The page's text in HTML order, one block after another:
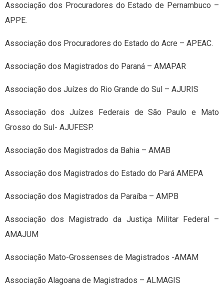
Associação dos Procuradores do Estado de Pernambuco –
APPE.
Associação dos Procuradores do Estado do Acre – APEAC.
Associação dos Magistrados do Paraná – AMAPAR
Associação dos Juízes do Rio Grande do Sul – AJURIS
Associação dos Juízes Federais de São Paulo e Mato
Grosso do Sul- AJUFESP.
Associação dos Magistrados da Bahia – AMAB
Associação dos Magistrados do Estado do Pará AMEPA
Associação dos Magistrados da Paraíba – AMPB
Associação dos Magistrado da Justiça Militar Federal –
AMAJUM
Associação Mato-Grossenses de Magistrados -AMAM
Associação Alagoana de Magistrados – ALMAGIS